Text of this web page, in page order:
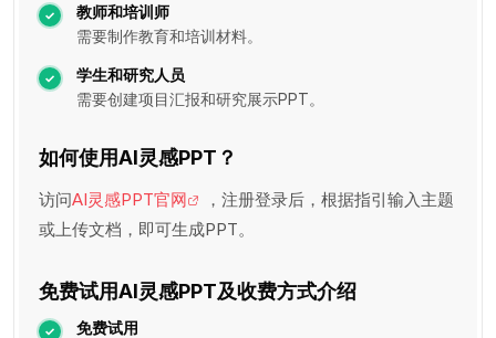
教师和培训师
需要制作教育和培训材料。
学生和研究人员
需要创建项目汇报和研究展示PPT。
如何使用AI灵感PPT？
访问AI灵感PPT官网
，注册登录后，根据指引输入主题
或上传文档，即可生成PPT。
免费试用AI灵感PPT及收费方式介绍
免费试用